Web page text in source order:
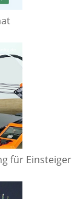
für Einsteiger